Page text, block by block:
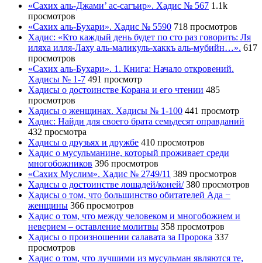
«Сахих аль-Джами’ ас-сагъир». Хадис № 567 1.1k
просмотров
«Сахих аль-Бухари». Хадис № 5590 718 просмотров
Хадис: «Кто каждый день будет по сто раз говорить: Ля
иляха илля-Лаху аль-маликуль-хаккъ аль-мубийн…». 617
просмотров
«Сахих аль-Бухари». 1. Книга: Начало откровений.
Хадисы № 1-7 491 просмотр
Хадисы о достоинстве Корана и его чтении 485
просмотров
Хадисы о женщинах. Хадисы № 1-100 441 просмотр
Хадис: Найди для своего брата семьдесят оправданий
432 просмотра
Хадисы о друзьях и дружбе 410 просмотров
Хадис о мусульманине, который проживает среди
многобожников 396 просмотров
«Сахих Муслим». Хадис № 2749/11 389 просмотров
Хадисы о достоинстве лошадей/коней/ 380 просмотров
Хадисы о том, что большинство обитателей Ада −
женщины 366 просмотров
Хадис о том, что между человеком и многобожием и
неверием – оставление молитвы 358 просмотров
Хадисы о произношении салавата за Пророка 337
просмотров
Хадис о том, что лучшими из мусульман являются те,